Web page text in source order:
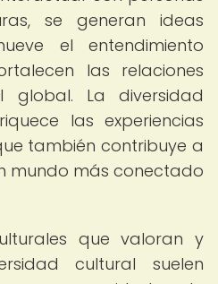
se generan ideas
el entendimiento
las relaciones
global. La diversidad
las experiencias
también contribuye a
mundo más conectado
que valoran y
cultural suelen